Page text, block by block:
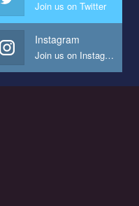
нам реализовать
на почве
на наш канал YouTube
видео.
Join us on Twitter
Instagram
Join us on Instagram